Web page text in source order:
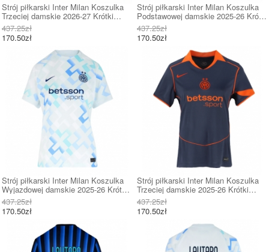
Strój piłkarski Inter Milan Koszulka
Trzeciej damskie 2026-27 Krótki
Rękaw
437.25zł
170.50zł
Strój piłkarski Inter Milan Koszulka
Podstawowej damskie 2025-26 Krótki
Rękaw
437.25zł
170.50zł
Strój piłkarski Inter Milan Koszulka
Wyjazdowej damskie 2025-26 Krótki
Rękaw
437.25zł
170.50zł
Strój piłkarski Inter Milan Koszulka
Trzeciej damskie 2025-26 Krótki
Rękaw
437.25zł
170.50zł